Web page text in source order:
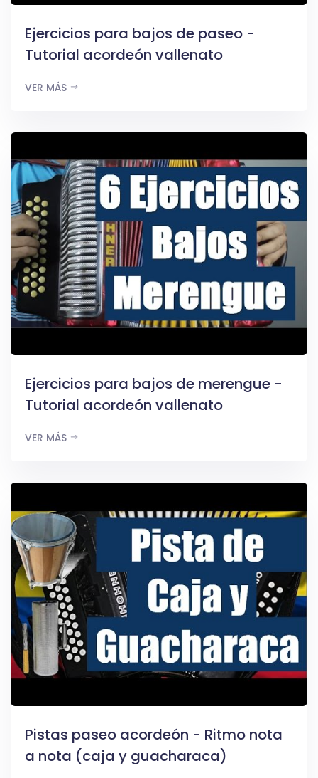
Ejercicios para bajos de paseo -
Tutorial acordeón vallenato
VER MÁS
Ejercicios para bajos de merengue -
Tutorial acordeón vallenato
VER MÁS
Pistas paseo acordeón - Ritmo nota
a nota (caja y guacharaca)